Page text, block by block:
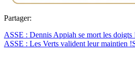
Partager:
ASSE : Dennis Appiah se mort les doigts
ASSE : Les Verts valident leur maintien !